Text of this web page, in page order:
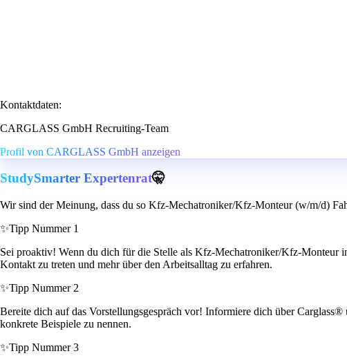
Kontaktdaten:
CARGLASS GmbH Recruiting-Team
Profil von CARGLASS GmbH anzeigen
StudySmarter Expertenrat🤫
Wir sind der Meinung, dass du so Kfz-Mechatroniker/Kfz-Monteur (w/m/d)
✨Tipp Nummer 1
Sei proaktiv! Wenn du dich für die Stelle als Kfz-Mechatroniker/Kfz-Monteur
Kontakt zu treten und mehr über den Arbeitsalltag zu erfahren.
✨Tipp Nummer 2
Bereite dich auf das Vorstellungsgespräch vor! Informiere dich über
konkrete Beispiele zu nennen.
✨Tipp Nummer 3